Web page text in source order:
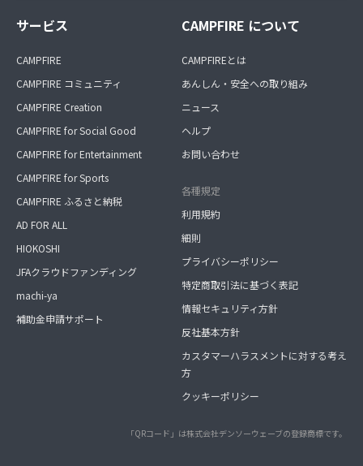
サービス
CAMPFIRE
CAMPFIRE コミュニティ
CAMPFIRE Creation
CAMPFIRE for Social Good
CAMPFIRE for Entertainment
CAMPFIRE for Sports
CAMPFIRE ふるさと納税
AD FOR ALL
HIOKOSHI
JFAクラウドファンディング
machi-ya
補助金申請サポート
CAMPFIRE について
CAMPFIREとは
あんしん・安全への取り組み
ニュース
ヘルプ
お問い合わせ
各種規定
利用規約
細則
プライバシーポリシー
特定商取引法に基づく表記
情報セキュリティ方針
反社基本方針
カスタマーハラスメントに対する考え
方
クッキーポリシー
「QRコード」は株式会社デンソーウェーブの登録商標です。